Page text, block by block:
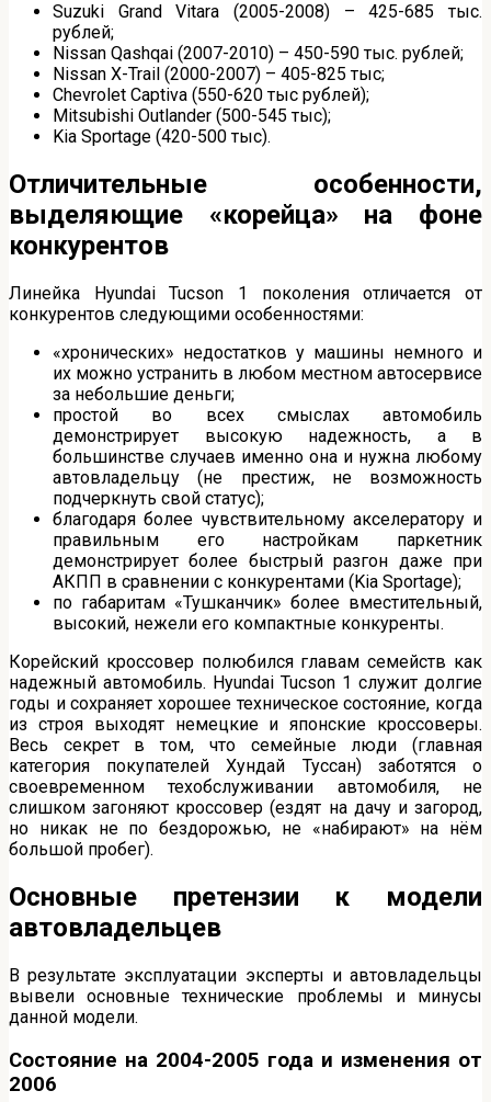
Suzuki Grand Vitara (2005-2008) – 425-685 тыс.
рублей;
Nissan Qashqai (2007-2010) – 450-590 тыс. рублей;
Nissan X-Trail (2000-2007) – 405-825 тыс;
Chevrolet Captiva (550-620 тыс рублей);
Mitsubishi Outlander (500-545 тыс);
Kia Sportage (420-500 тыс).
Отличительные особенности,
выделяющие «корейца» на фоне
конкурентов
Линейка Hyundai Tucson 1 поколения отличается от
конкурентов следующими особенностями:
«хронических» недостатков у машины немного и
их можно устранить в любом местном автосервисе
за небольшие деньги;
простой во всех смыслах автомобиль
демонстрирует высокую надежность, а в
большинстве случаев именно она и нужна любому
автовладельцу (не престиж, не возможность
подчеркнуть свой статус);
благодаря более чувствительному акселератору и
правильным его настройкам паркетник
демонстрирует более быстрый разгон даже при
АКПП в сравнении с конкурентами (Kia Sportage);
по габаритам «Тушканчик» более вместительный,
высокий, нежели его компактные конкуренты.
Корейский кроссовер полюбился главам семейств как
надежный автомобиль. Hyundai Tucson 1 служит долгие
годы и сохраняет хорошее техническое состояние, когда
из строя выходят немецкие и японские кроссоверы.
Весь секрет в том, что семейные люди (главная
категория покупателей Хундай Туссан) заботятся о
своевременном техобслуживании автомобиля, не
слишком загоняют кроссовер (ездят на дачу и загород,
но никак не по бездорожью, не «набирают» на нём
большой пробег).
Основные претензии к модели
автовладельцев
В результате эксплуатации эксперты и автовладельцы
вывели основные технические проблемы и минусы
данной модели.
Состояние на 2004-2005 года и изменения от
2006